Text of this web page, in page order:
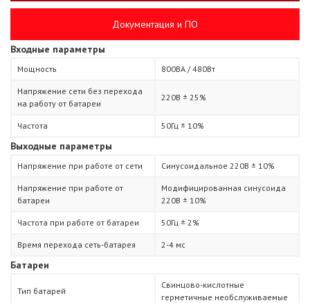
Документация и ПО
Входные параметры
Мощность 800ВА / 480Вт
Напряжение сети без перехода
на работу от батареи
220В ± 25%
Частота 50Гц ± 10%
Выходные параметры
Напряжение при работе от сети Синусоидальное 220В ± 10%
Напряжение при работе от
батареи
Модифицированная синусоида
220В ± 10%
Частота при работе от батареи 50Гц ± 2%
Время перехода сеть-батарея 2-4 мс
Батареи
Тип батарей
Свинцово-кислотные
герметичные необслуживаемые